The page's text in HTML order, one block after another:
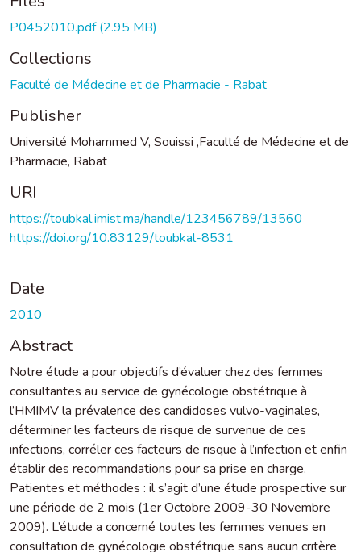
P0452010.pdf(2.95 MB)
Collections
Faculté de Médecine et de Pharmacie - Rabat
Publisher
Université Mohammed V, Souissi ,Faculté de Médecine et de
Pharmacie, Rabat
URI
https://toubkal.imist.ma/handle/123456789/13560
https://doi.org/10.83129/toubkal-8531
Date
2010
Abstract
Notre étude a pour objectifs d’évaluer chez des femmes
consultantes au service de gynécologie obstétrique à
l’HMIMV la prévalence des candidoses vulvo-vaginales,
déterminer les facteurs de risque de survenue de ces
infections, corréler ces facteurs de risque à l’infection et enfin
établir des recommandations pour sa prise en charge.
Patientes et méthodes : il s’agit d’une étude prospective sur
une période de 2 mois (1er Octobre 2009-30 Novembre
2009). L’étude a concerné toutes les femmes venues en
consultation de gynécologie obstétrique sans aucun critère